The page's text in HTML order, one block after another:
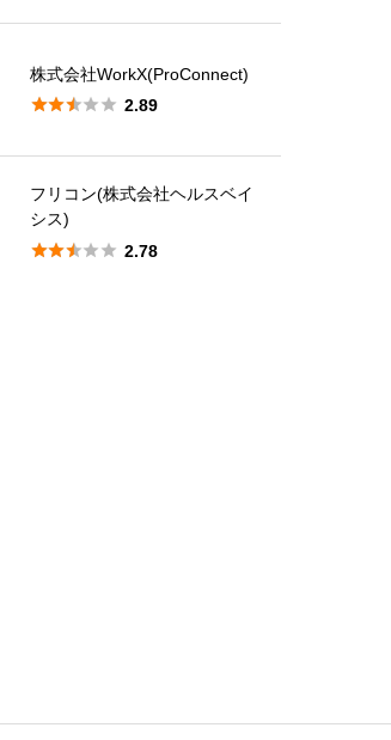
株式会社WorkX(ProConnect)
 2.89
フリコン(株式会社ヘルスベイ
シス)
 2.78